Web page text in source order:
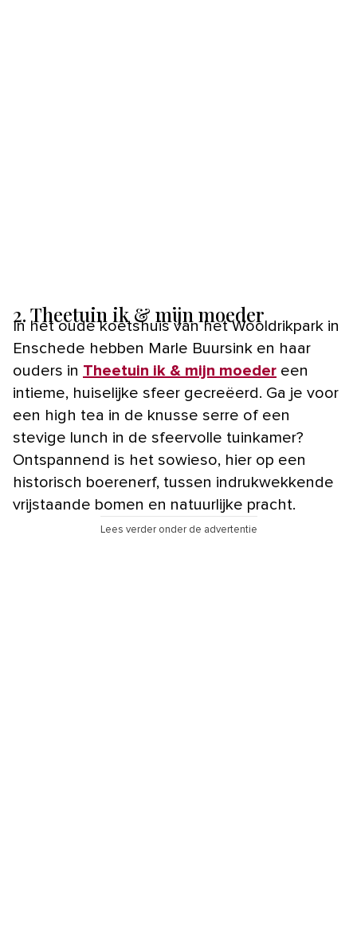
2. Theetuin ik & mijn moeder
In het oude koetshuis van het Wooldrikpark in
Enschede hebben Marle Buursink en haar
ouders in Theetuin ik & mijn moeder een
intieme, huiselijke sfeer gecreëerd. Ga je voor
een high tea in de knusse serre of een
stevige lunch in de sfeervolle tuinkamer?
Ontspannend is het sowieso, hier op een
historisch boerenerf, tussen indrukwekkende
vrijstaande bomen en natuurlijke pracht.
Lees verder onder de advertentie